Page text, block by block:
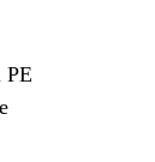
PE